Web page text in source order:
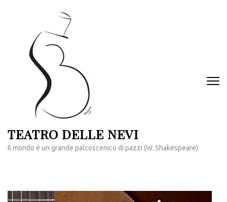
TEATRO DELLE NEVI
Il mondo è un grande palcoscenico di pazzi (W. Shakespeare)